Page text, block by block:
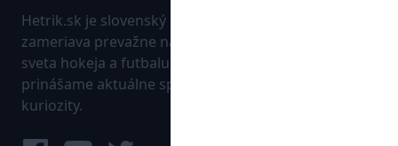
Hetrik.sk je slovenský športový portál, ktorý sa
zameriava prevažne na najnovšie informácie zo
sveta hokeja a futbalu. Pravidelne na dennej báze
prinášame aktuálne správy, góly, zaujímavosti a
kuriozity.